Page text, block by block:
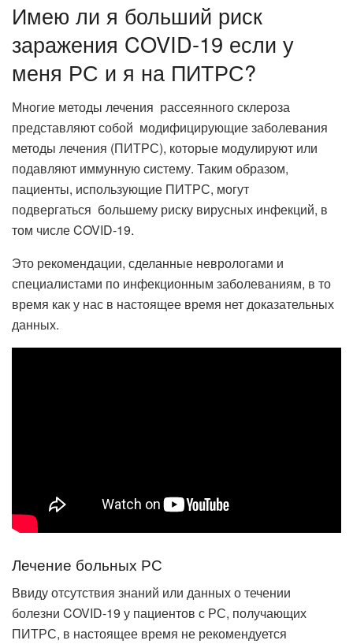
Имею ли я больший риск
заражения COVID-19 если у
меня РС и я на ПИТРС?
Многие методы лечения рассеянного склероза
представляют собой модифицирующие заболевания
методы лечения (ПИТРС), которые модулируют или
подавляют иммунную систему. Таким образом,
пациенты, использующие ПИТРС, могут
подвергаться большему риску вирусных инфекций, в
том числе COVID-19.
Это рекомендации, сделанные неврологами и
специалистами по инфекционным заболеваниям, в то
время как у нас в настоящее время нет доказательных
данных.
Лечение больных РС
Ввиду отсутствия знаний или данных о течении
болезни COVID-19 у пациентов с РС, получающих
ПИТРС, в настоящее время не рекомендуется